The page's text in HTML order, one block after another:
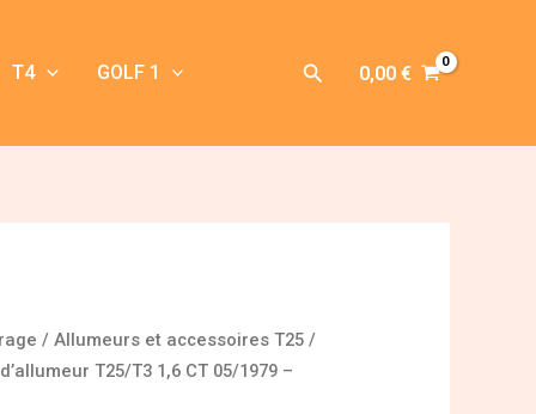
T4 GOLF 1 Rechercher
0,00 €
/Allumeurs et accessoires T25 /
T25/T3 1,6 CT 05/1979 –